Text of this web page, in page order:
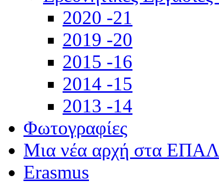
2020 -21
2019 -20
2015 -16
2014 -15
2013 -14
Φωτογραφίες
Μια νέα αρχή στα
Erasmus